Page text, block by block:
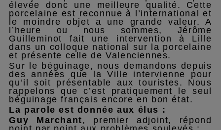
élevée donc une meilleure qualité. Cette
porcelaine est reconnue à l’international et
le moindre objet a une grande valeur. A
l’heure ou nous sommes, Jérôme
Guilleminot fait une intervention à Lille
dans un colloque national sur la porcelaine
et présente celle de Valenciennes.
Sur le béguinage, nous demandons depuis
des années que la Ville intervienne pour
qu’il soit présentable aux touristes. Nous
rappelons que c’est pratiquement le seul
béguinage français encore en bon état.
La parole est donnée aux élus :
Guy Marchant, premier adjoint, répond